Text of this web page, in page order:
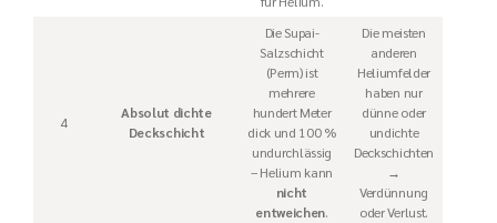
4
Absolut dichte
Deckschicht
Die Supai-
Salzschicht
(Perm) ist
mehrere
hundert Meter
dick und 100 %
undurchlässig
– Helium kann
nicht
entweichen.
Die meisten
anderen
Heliumfelder
haben nur
dünne oder
undichte
Deckschichten
→
Verdünnung
oder Verlust.